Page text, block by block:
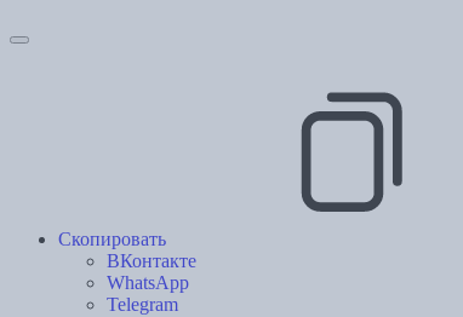
Скопировать
ВКонтакте
WhatsApp
Telegram